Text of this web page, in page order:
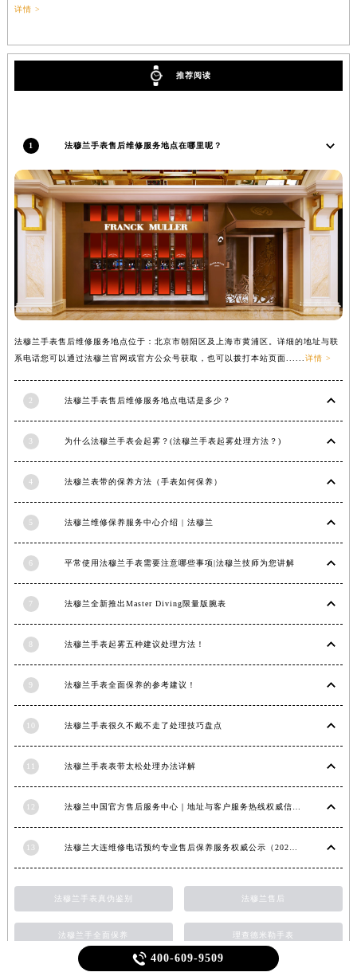
详情 >
推荐阅读
1 法穆兰手表售后维修服务地点在哪里呢？
法穆兰手表售后维修服务地点位于：北京市朝阳区及上海市黄浦区。详细的地址与联
系电话您可以通过法穆兰官网或官方公众号获取，也可以拨打本站页面...... 详情 >
2 法穆兰手表售后维修服务地点电话是多少？
3 为什么法穆兰手表会起雾？(法穆兰手表起雾处理方法？)
4 法穆兰表带的保养方法（手表如何保养）
5 法穆兰维修保养服务中心介绍 | 法穆兰
6 平常使用法穆兰手表需要注意哪些事项|法穆兰技师为您讲解
7 法穆兰全新推出Master Diving限量版腕表
8 法穆兰手表起雾五种建议处理方法！
9 法穆兰手表全面保养的参考建议！
10 法穆兰手表很久不戴不走了处理技巧盘点
11 法穆兰手表表带太松处理办法详解
12
13
法穆兰手表真伪鉴别 法穆兰售后
法穆兰手全面保养 理查德米勒手表
法兰克穆勒手表 法穆兰表壳清洗
 400-609-9509